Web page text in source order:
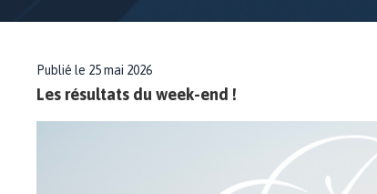
Publié le 25 mai 2026
Les résultats du week-end !